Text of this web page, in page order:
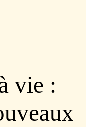
vie :